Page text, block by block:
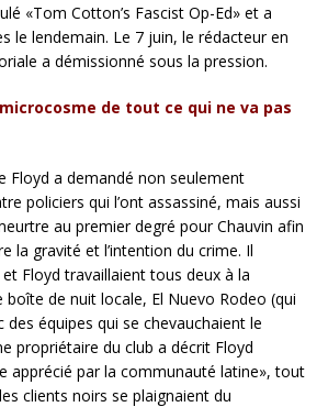
«Tom Cotton’s Fascist Op-Ed» et a
le lendemain. Le 7 juin, le rédacteur en
a démissionné sous la pression.
de tout ce qui ne va pas
Floyd a demandé non seulement
policiers qui l’ont assassiné, mais aussi
au premier degré pour Chauvin afin
la gravité et l’intention du crime. Il
et Floyd travaillaient tous deux à la
de nuit locale, El Nuevo Rodeo (qui
des équipes qui se chevauchaient le
propriétaire du club a décrit Floyd
apprécié par la communauté latine», tout
clients noirs se plaignaient du